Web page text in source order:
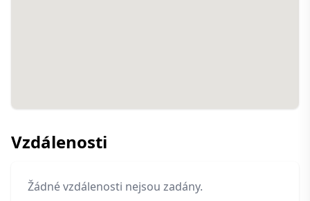
Vzdálenosti
Žádné vzdálenosti nejsou zadány.